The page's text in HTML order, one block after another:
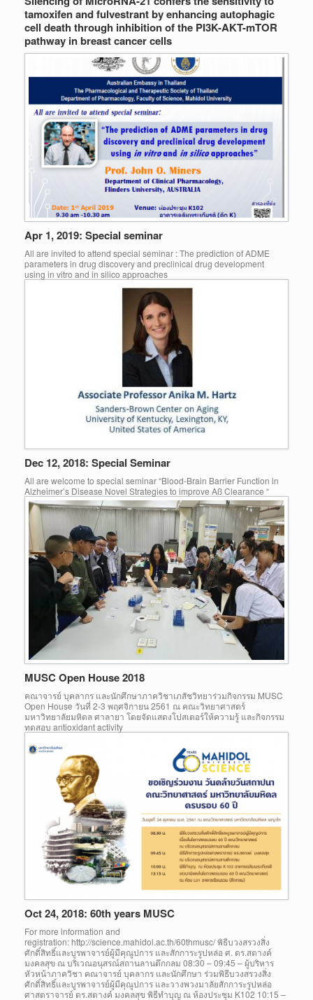
tamoxifen and fulvestrant by enhancing autophagic
cell death through inhibition of the PI3K-AKT-mTOR
pathway in breast cancer cells
Apr 1, 2019: Special seminar
All are invited to attend special seminar : The prediction of ADME
parameters in drug discovery and preclinical drug development
using in vitro and in silico approaches
Dec 12, 2018: Special Seminar
All are welcome to special seminar “Blood-Brain Barrier Function in
Alzheimer’s Disease Novel Strategies to improve Aß Clearance “
MUSC Open House 2018
คณาจารย์ บุคลากร และนักศึกษาภาควิชาเภสัชวิทยาร่วมกิจกรรม MUSC
Open House วันที่ 2-3 พฤศจิกายน 2561 ณ คณะวิทยาศาสตร์
มหาวิทยาลัยมหิดล ศาลายา โดยจัดแสดงโปสเตอร์ให้ความรู้ และกิจกรรม
ทดสอบ antioxidant activity
Oct 24, 2018: 60th years MUSC
For more information and
registration: http://science.mahidol.ac.th/60thmusc/ พิธีบวงสรวงสิ่ง
ศักดิ์สิทธิ์และบูรพาจารย์ผู้มีคุณูปการ และสักการะรูปหล่อ ศ. ดร.สตางค์
มงคลสุข ณ บริเวณอนุสรณ์สถานลานตึกกลม 08:30 – 09:45 – ผู้บริหาร
หัวหน้าภาควิชา คณาจารย์ บุคลากร และนักศึกษา ร่วมพิธีบวงสรวงสิ่ง
ศักดิ์สิทธิ์และบูรพาจารย์ผู้มีคุณูปการ และวางพวงมาลัยสักการะรูปหล่อ
ศาสตราจารย์ ดร.สตางค์ มงคลสุข พิธีทำบุญ ณ ห้องประชุม K102 10:15 –